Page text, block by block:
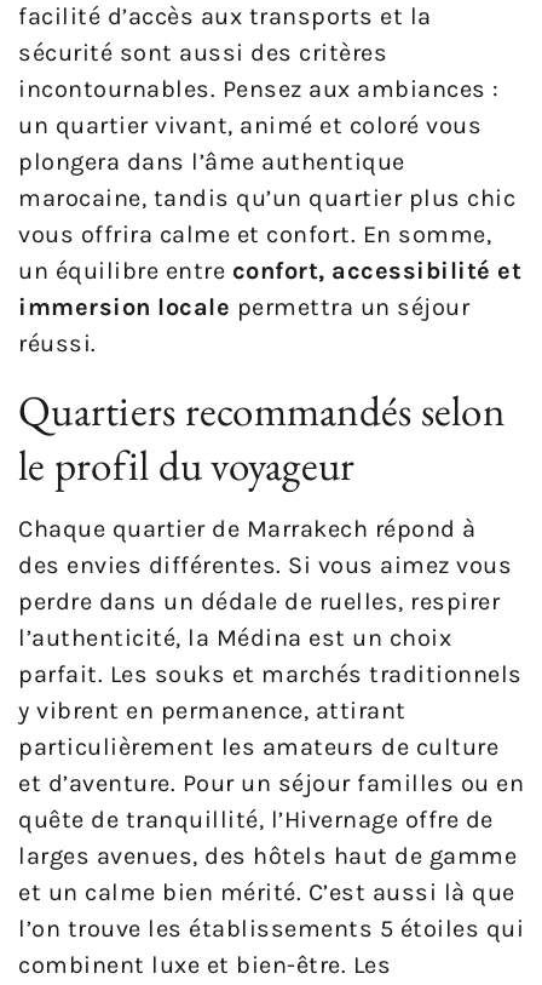
facilité d’accès aux transports et la
sécurité sont aussi des critères
incontournables. Pensez aux ambiances :
un quartier vivant, animé et coloré vous
plongera dans l’âme authentique
marocaine, tandis qu’un quartier plus chic
vous offrira calme et confort. En somme,
un équilibre entre confort, accessibilité et
immersion locale permettra un séjour
réussi.
Quartiers recommandés selon
le profil du voyageur
Chaque quartier de Marrakech répond à
des envies différentes. Si vous aimez vous
perdre dans un dédale de ruelles, respirer
l’authenticité, la Médina est un choix
parfait. Les souks et marchés traditionnels
y vibrent en permanence, attirant
particulièrement les amateurs de culture
et d’aventure. Pour un séjour familles ou en
quête de tranquillité, l’Hivernage offre de
larges avenues, des hôtels haut de gamme
et un calme bien mérité. C’est aussi là que
l’on trouve les établissements 5 étoiles qui
combinent luxe et bien-être. Les